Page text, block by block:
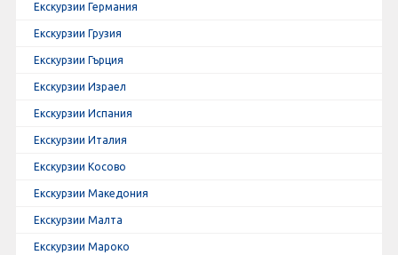
Екскурзии Германия
Екскурзии Грузия
Екскурзии Гърция
Екскурзии Израел
Екскурзии Испания
Екскурзии Италия
Екскурзии Косово
Екскурзии Македония
Екскурзии Малта
Екскурзии Мароко